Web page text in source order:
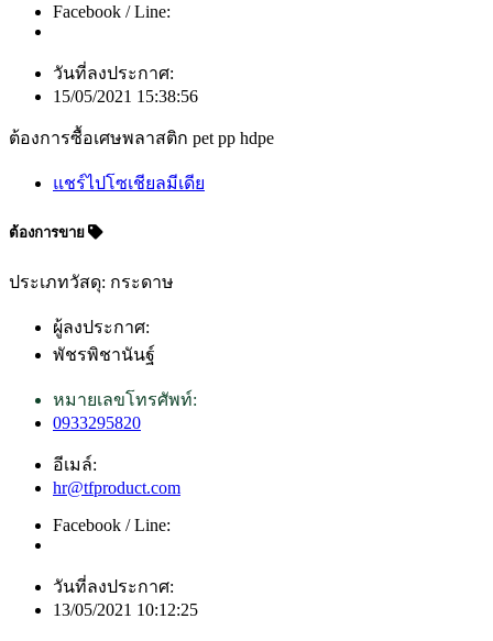
Facebook / Line:
วันที่ลงประกาศ:
15/05/2021 15:38:56
ต้องการซื้อเศษพลาสติก pet pp hdpe
แชร์ไปโซเชียลมีเดีย
ต้องการขาย
ประเภทวัสดุ: กระดาษ
ผู้ลงประกาศ:
พัชรพิชานันฐ์
หมายเลขโทรศัพท์:
0933295820
อีเมล์:
hr@tfproduct.com
Facebook / Line:
วันที่ลงประกาศ:
13/05/2021 10:12:25